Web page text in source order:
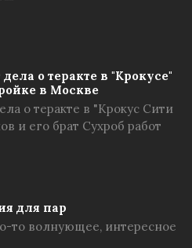
о теракте в "Крокусе"
в Москве
о теракте в "Крокус Сити
и его брат Сухроб работ
для пар
то волнующее, интересное